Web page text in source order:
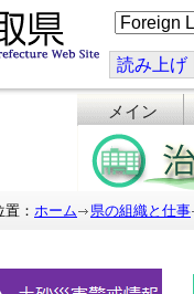
こ
の
ジ
を
翻
訳
す
る
読み上げ
メイン
： ホーム 県の組織と仕事